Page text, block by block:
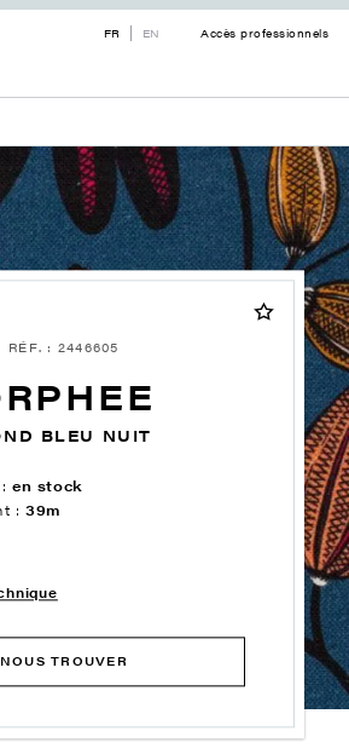
FR EN Accès professionnels
RÉF. : 2446605
BLEU NUIT
en stock
:39m
NOUS TROUVER